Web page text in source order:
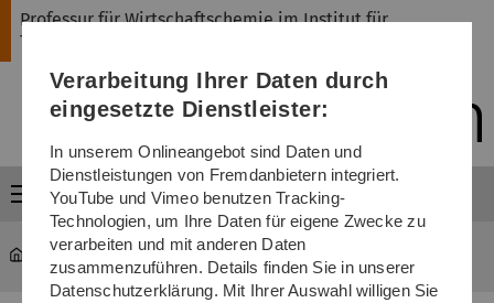
Direkt
Direkt
Direkt
(Sprache,
Drucken,
Media)
Direkt
Direkt
Professur für Wirtschaftschemie im Institut für
Theoretische Chemie
Menü
Verarbeitung Ihrer Daten durch
eingesetzte Dienstleister:
In unserem Onlineangebot sind Daten und
Dienstleistungen von Fremdanbietern integriert.
YouTube und Vimeo benutzen Tracking-
Technologien, um Ihre Daten für eigene Zwecke zu
verarbeiten und mit anderen Daten
zusammenzuführen. Details finden Sie in unserer
Datenschutzerklärung. Mit Ihrer Auswahl willigen Sie